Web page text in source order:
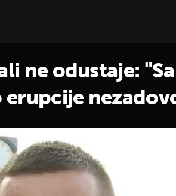
ne odustaje: